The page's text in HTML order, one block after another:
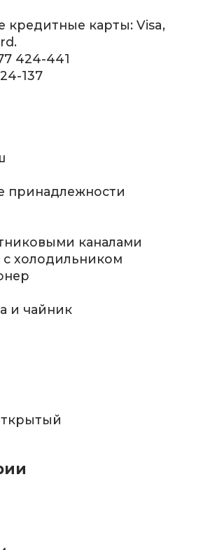
карты: Visa,
424-441
137
принадлежности
каналами
холодильником
и чайник